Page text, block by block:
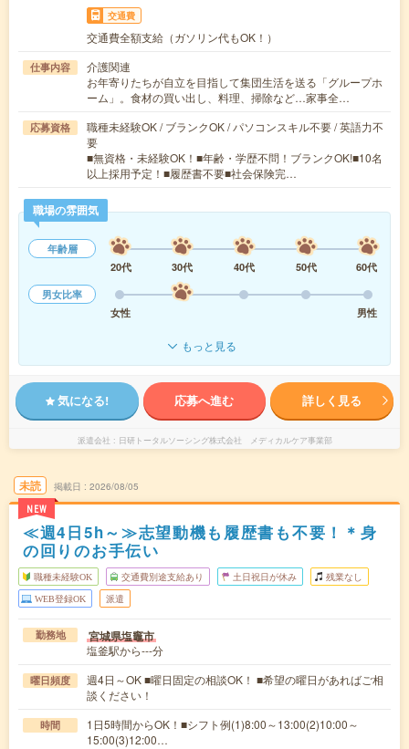
交通費
交通費全額支給（ガソリン代もOK！）
仕事内容
介護関連
お年寄りたちが自立を目指して集団生活を送る「グループホ
ーム」。食材の買い出し、料理、掃除など…家事全…
応募資格
職種未経験OK / ブランクOK / パソコンスキル不要 / 英語力不
要
■無資格・未経験OK！■年齢・学歴不問！ブランクOK!■10名
以上採用予定！■履歴書不要■社会保険完…
職場の雰囲気
年齢層
20代
30代 40代 50代
60代
男女比率
女性
男性
もっと見る
気になる! 応募へ進む 詳しく見る
派遣会社 日研トータルソーシング株式会社 メディカルケア事業部
未読
NEW
掲載日 2026/08/05
≪週4日5h～≫志望動機も履歴書も不要！＊身
の回りのお手伝い
職種未経験OK 交通費別途支給あり 土日祝日が休み 残業なし
WEB登録OK 派遣
勤務地 宮城県塩竈市
塩釜駅から---分
曜日頻度
週4日～OK ■曜日固定の相談OK！ ■希望の曜日があればご相
談ください！
時間
1日5時間からOK！■シフト例(1)8:00～13:00(2)10:00～
15:00(3)12:00…